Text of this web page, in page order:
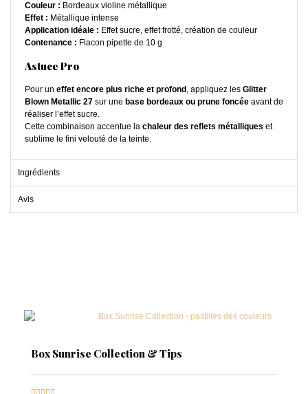
Couleur : Bordeaux violine métallique
Effet : Métallique intense
Application idéale : Effet sucre, effet frotté, création de couleur
Contenance : Flacon pipette de 10 g
Astuce Pro
Pour un effet encore plus riche et profond , appliquez les Glitter
Blown Metallic 27 sur une base bordeaux ou prune foncée avant de
réaliser l’effet sucre.
Cette combinaison accentue la chaleur des reflets métalliques et
sublime le fini velouté de la teinte.
Ingrédients
Avis
Box Sunrise Collection & Tips